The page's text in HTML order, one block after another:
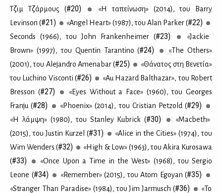
Τζιμ Τζάρ­μους (#20)
«Η τα­πεί­νω­ση» (2014), του Barry
Levinson (#21) «Angel Heart» (1987), του Alan Parker (#22)
Seconds (1966), του John Frankenheimer (#23)
«Jackie
Brown» (1997), του Quentin Tarantino (#24)
«The Others»
(2001), του Alejandro Amenabar (#25)
«Θά­να­τος στη Βε­νε­τία»
του Luchino Visconti (#26)
«Au Hazard Balthazar», του Robert
Bresson (#27)
«Eyes Without a Face» (1960), του Georges
Franju (#28) «Phoenix» (2014), του Cristian Petzold (#29)
«Η λάμ­ψη» (1980), του Stanley Kubrick (#30)
«Macbeth»
(2015), του Justin Kurzel (#31)
«Alice in the Cities» (1974), του
Wim Wenders (#32)
«High & Low» (1963), του Akira Kurosawa
(#33)
«Once Upon a Time in the West» (1968), του Sergio
Leone (#34) «Remember» (2015), του Atom Egoyan (#35)
«Stranger Than Paradise» (1984), του Jim Jarmusch (#36)
«To